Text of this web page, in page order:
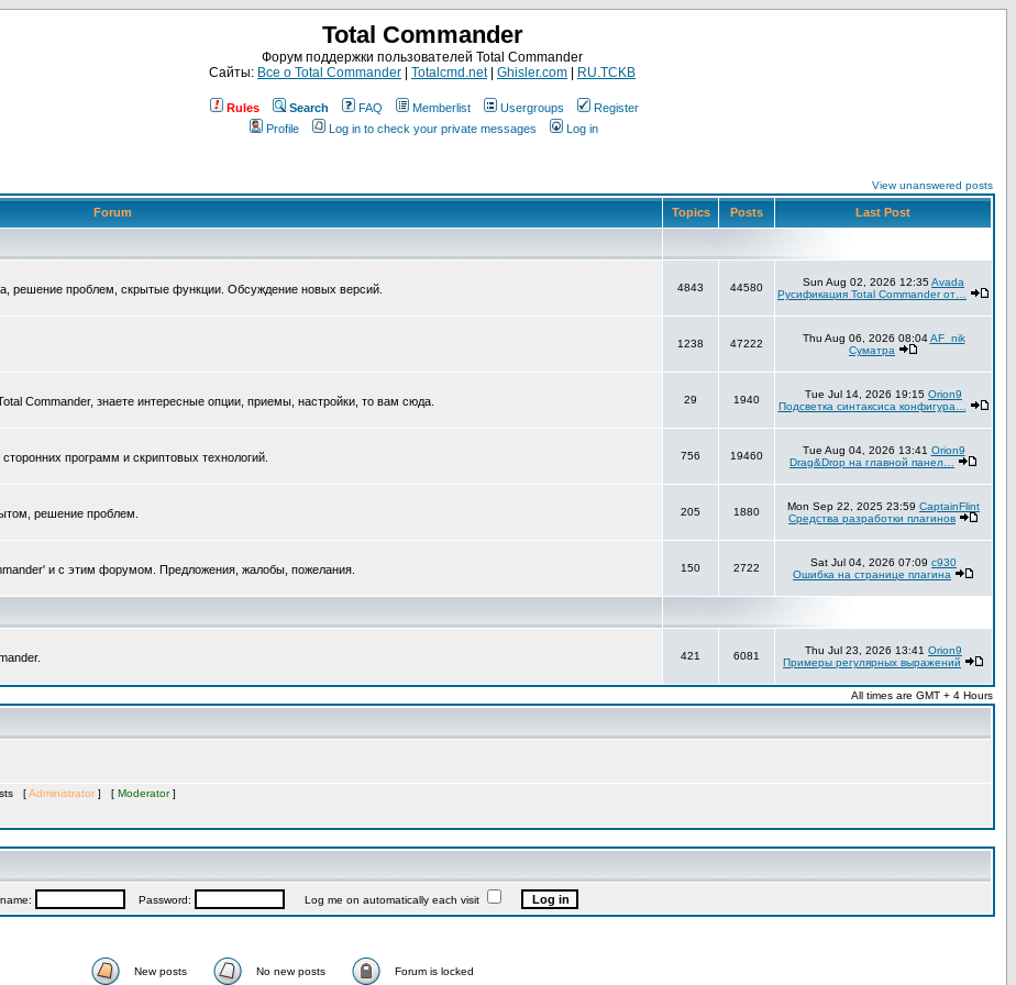
Total Commander
Форум поддержки пользователей Total Commander
Сайты: Все о Total Commander Totalcmd.net| Ghisler.com RU.TCKB
Rules Search FAQ Memberlist Usergroups
Register
Profile
Log in to check your private messages Log in
View unanswered posts
Forum Topics Posts Last Post
решение проблем, скрытые функции. Обсуждение новых версий. 4843 44580 Sun Aug 02, 2026 12:35 Avada
Русификация Total Commander от…
1238 47222 Thu Aug 06, 2026 08:04AF_nik
Суматра
Commander, знаете интересные опции, приемы, настройки, то вам сюда. 29 1940 Tue Jul 14, 2026 19:15 Orion9
Подсветка синтаксиса конфигура…
программ и скриптовых технологий. 756 19460 Tue Aug 04, 2026 13:41 Orion9
Drag&Drop на главной панел…
решение проблем. 205 1880 Mon Sep 22, 2025 23:59 CaptainFlint
Средства разработки плагинов
и с этим форумом. Предложения, жалобы, пожелания. 150 2722 Sat Jul 04, 2026 07:09 c930
Ошибка на странице плагина
421 6081 Thu Jul 23, 2026 13:41 Orion9
Примеры регулярных выражений
All times are GMT + 4 Hours
[Administrator ] [ Moderator]
Password: Log me on automatically each visit
New posts No new posts Forum is locked